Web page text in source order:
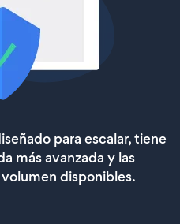
para escalar, tiene
más avanzada y las
disponibles.